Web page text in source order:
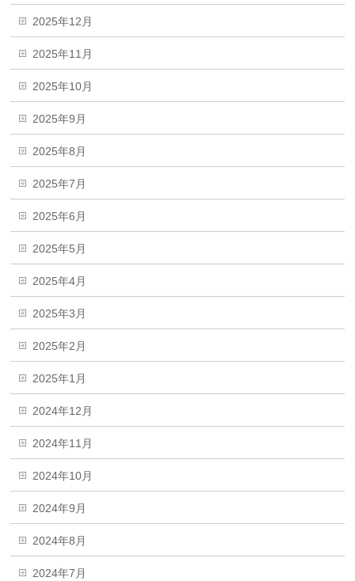
2025年12月
2025年11月
2025年10月
2025年9月
2025年8月
2025年7月
2025年6月
2025年5月
2025年4月
2025年3月
2025年2月
2025年1月
2024年12月
2024年11月
2024年10月
2024年9月
2024年8月
2024年7月